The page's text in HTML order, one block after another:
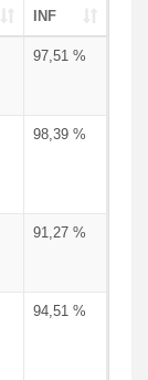
INF
97,51 %
98,39 %
91,27 %
94,51 %